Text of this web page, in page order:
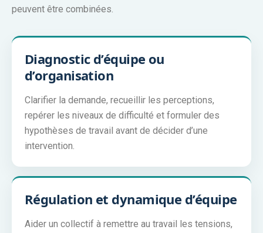
peuvent être combinées.
Diagnostic d’équipe ou
d’organisation
Clarifier la demande, recueillir les perceptions,
repérer les niveaux de difficulté et formuler des
hypothèses de travail avant de décider d’une
intervention.
Régulation et dynamique d’équipe
Aider un collectif à remettre au travail les tensions,